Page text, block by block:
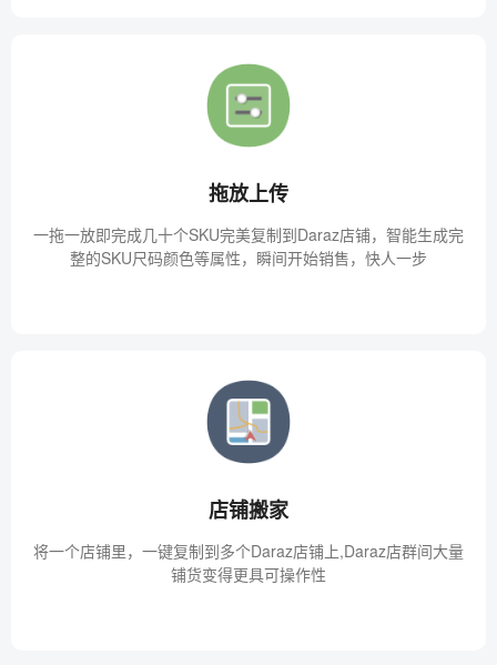
拖放上传
一拖一放即完成几十个SKU完美复制到Daraz店铺，智能生成完
整的SKU尺码颜色等属性，瞬间开始销售，快人一步
店铺搬家
将一个店铺里，一键复制到多个Daraz店铺上,Daraz店群间大量
铺货变得更具可操作性